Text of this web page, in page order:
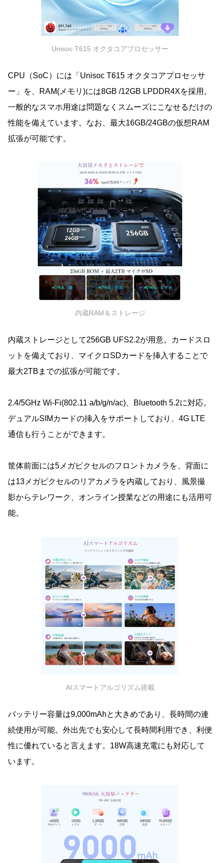
Unisoc T615 オクタコアプロセッサー
CPU（SoC）には「Unisoc T615 オクタコアプロセッサ
ー」を、RAM(メモリ)には8GB /12GB LPDDR4Xを採用。
一般的なスマホ用途は問題なくスムーズにこなせるだけの
性能を備えています。なお、最大16GB/24GBの仮想RAM
拡張が可能です。
内蔵RAM＆ストレージ
内蔵ストレージとして256GB UFS2.2が用意。カードスロ
ットを備えており、マイクロSDカードを挿入することで
最大2TBまでの拡張が可能です。
2.4/5GHz Wi-Fi(802.11 a/b/g/n/ac)、Bluetooth 5.2に対応。
デュアルSIMカードの挿入をサポートしており、4G LTE
通信も行うことができます。
筐体前面には5メガピクセルのフロントカメラを、背面に
は13メガピクセルのリアカメラを内蔵しており、風景撮
影からテレワーク、オンライン授業などの用途にも活用可
能。
AIスマートアルゴリズム搭載
バッテリー容量は9,000mAhと大きめであり、長時間の連
続使用が可能。外出先でも安心して長時間利用でき、利便
性に優れていると言えます。18W高速充電にも対応して
います。